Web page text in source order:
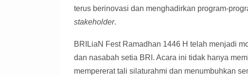
terus berinovasi dan menghadirkan program-
stakeholder.
BRILiaN Fest Ramadhan 1446 H telah menjadi
dan nasabah setia BRI. Acara ini tidak hanya
mempererat tali silaturahmi dan menumbuhkan